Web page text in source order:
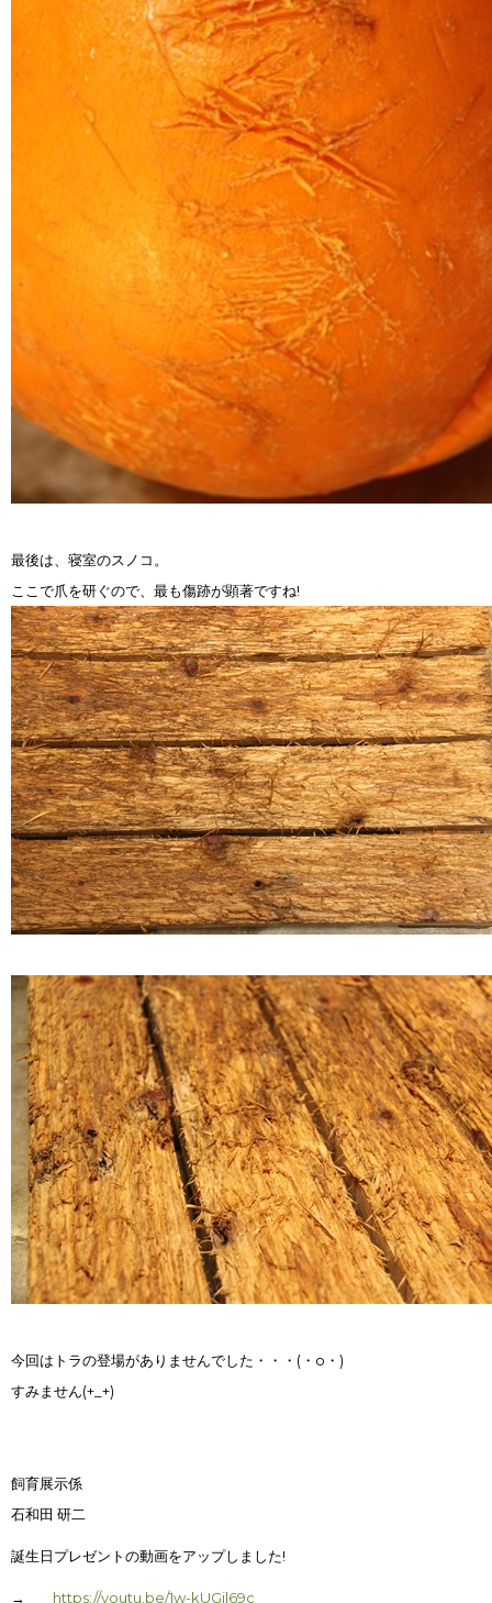
最後は、寝室のスノコ。
ここで爪を研ぐので、最も傷跡が顕著ですね!
今回はトラの登場がありませんでした・・・(・o・)
すみません(+_+)
飼育展示係
石和田 研二
誕生日プレゼントの動画をアップしました!
→ https://youtu.be/1w-kUGjl69c